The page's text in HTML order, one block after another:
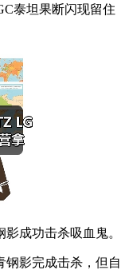
泰坦果断闪现留住
成功击杀吸血鬼。
钢影完成击杀，但自